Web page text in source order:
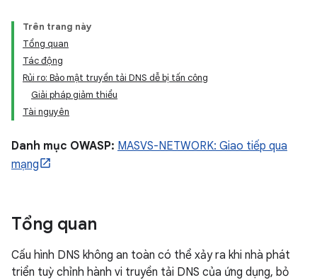
Trên trang này
Tổng quan
Tác động
Rủi ro: Bảo mật truyền tải DNS dễ bị tấn công
Giải pháp giảm thiểu
Tài nguyên
Danh mục OWASP: MASVS-NETWORK: Giao tiếp qua
mạng
Tổng quan
Cấu hình DNS không an toàn có thể xảy ra khi nhà phát
triển tuỳ chỉnh hành vi truyền tải DNS của ứng dụng, bỏ